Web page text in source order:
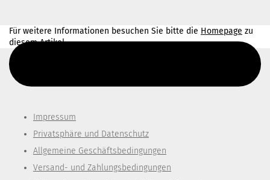
Für weitere Informationen besuchen Sie bitte die Homepage zu
diesem Artikel.
Impressum
Privatsphäre und Datenschutz
Allgemeine Geschäftsbedingungen
Versand- und Zahlungsbedingungen